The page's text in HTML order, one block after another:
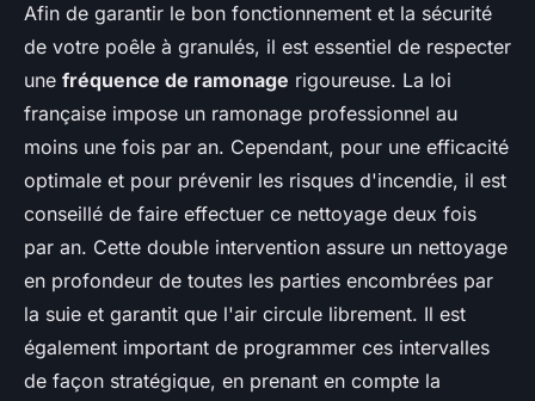
Afin de garantir le bon fonctionnement et la sécurité
de votre poêle à granulés, il est essentiel de respecter
une fréquence de ramonage rigoureuse. La loi
française impose un ramonage professionnel au
moins une fois par an. Cependant, pour une efficacité
optimale et pour prévenir les risques d'incendie, il est
conseillé de faire effectuer ce nettoyage deux fois
par an. Cette double intervention assure un nettoyage
en profondeur de toutes les parties encombrées par
la suie et garantit que l'air circule librement. Il est
également important de programmer ces intervalles
de façon stratégique, en prenant en compte la